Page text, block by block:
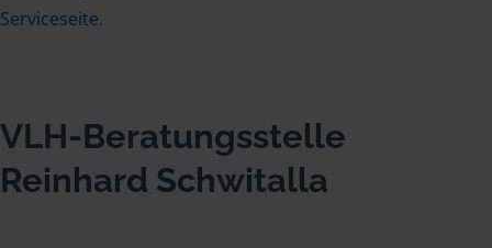
Serviceseite.
VLH-Beratungsstelle
Reinhard Schwitalla